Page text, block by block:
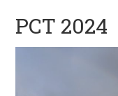
PCT 2024